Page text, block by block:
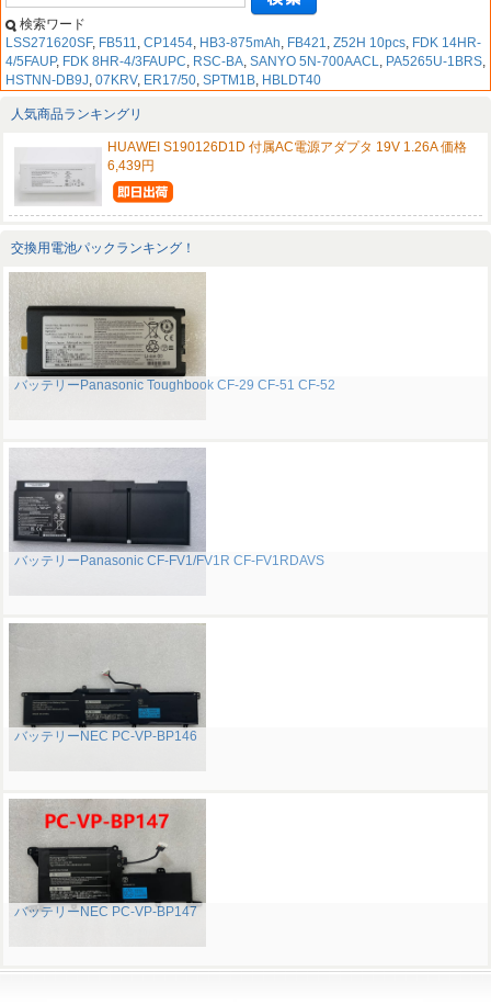
検索ワード
LSS271620SF, FB511, CP1454, HB3-875mAh, FB421, Z52H 10pcs, FDK 14HR-
4/5FAUP, FDK 8HR-4/3FAUPC, RSC-BA, SANYO 5N-700AACL, PA5265U-1BRS,
HSTNN-DB9J, 07KRV, ER17/50, SPTM1B, HBLDT40
人気商品ランキングリ
HUAWEI S190126D1D 付属AC電源アダプタ 19V 1.26A 価格
6,439円
交換用電池パックランキング！
バッテリーPanasonic Toughbook CF-29 CF-51 CF-52
バッテリーPanasonic CF-FV1/FV1R CF-FV1RDAVS
バッテリーNEC PC-VP-BP146
バッテリーNEC PC-VP-BP147